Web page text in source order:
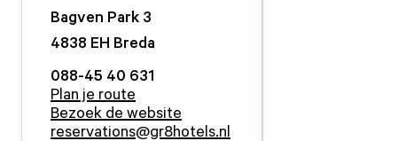
Bagven Park 3
4838 EH Breda
088-45 40 631
Plan je route
Bezoek de website
reservations@gr8hotels.nl